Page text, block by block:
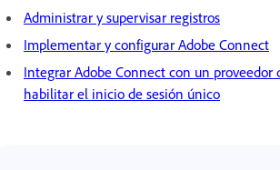
Administrar y supervisar registros
Implementar y configurar Adobe Connect
Integrar Adobe Connect con un proveedor
habilitar el inicio de sesión único